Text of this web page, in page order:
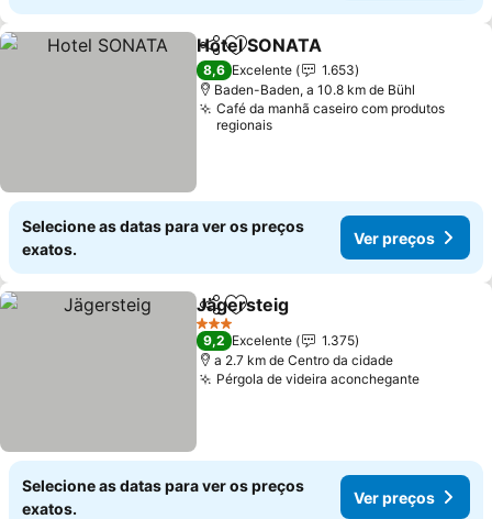
PartilharAdicionar aos favoritos
Hotel SONATA
8,6 Excelente
1.653
Baden-Baden, a 10.8 km de Bühl
Café da manhã caseiro com produtos
regionais
Selecione as datas para ver os preços
exatos.
Ver preços
PartilharAdicionar aos favoritos
Jägersteig
3 Estrelas
9,2 Excelente
1.375
a 2.7 km de Centro da cidade
Pérgola de videira aconchegante
Selecione as datas para ver os preços
exatos.
Ver preços